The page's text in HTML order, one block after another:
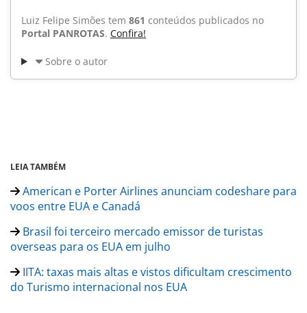
Luiz Felipe Simões tem 861 conteúdos publicados no
Portal PANROTAS. Confira!
Sobre o autor
LEIA TAMBÉM
American e Porter Airlines anunciam codeshare para
voos entre EUA e Canadá
Brasil foi terceiro mercado emissor de turistas
overseas para os EUA em julho
IITA: taxas mais altas e vistos dificultam crescimento
do Turismo internacional nos EUA